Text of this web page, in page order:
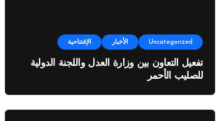
Uncategorized الأخبار الإفتتاحية
تفعيل التعاون بين وزارة العدل واللجنة الدولية
للصليب الأحمر